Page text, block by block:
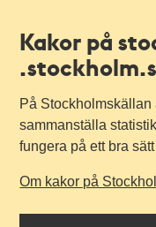
Kakor på
På Stockholmskällan
sammanställa
fungera på ett bra
Om kakor på